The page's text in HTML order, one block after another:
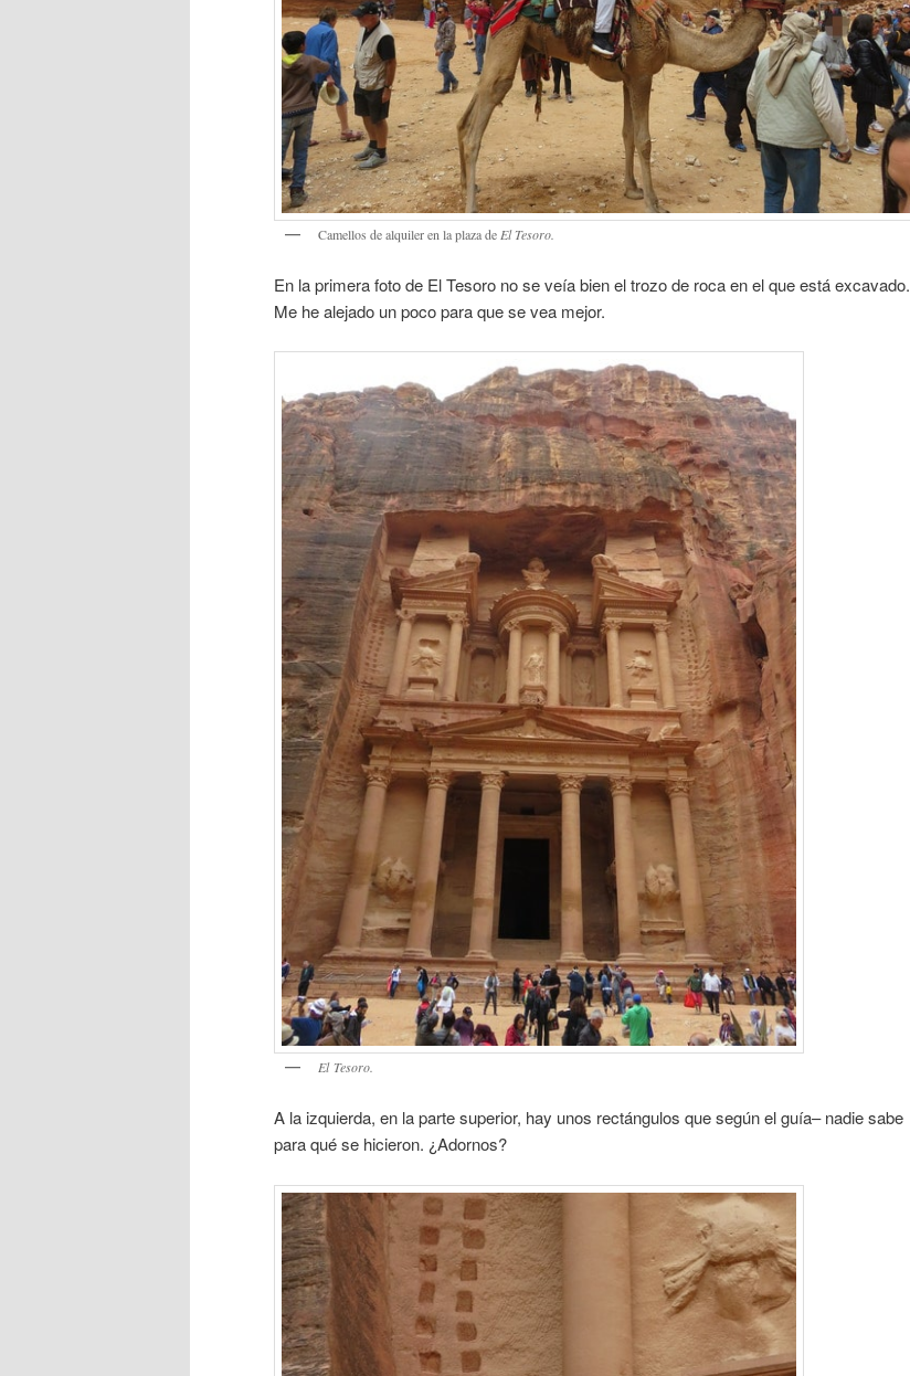
Camellos de alquiler en la plaza de El Tesoro.
En la primera foto de El Tesoro no se veía bien el trozo de roca en el que está excavado.
Me he alejado un poco para que se vea mejor.
El Tesoro.
A la izquierda, en la parte superior, hay unos rectángulos que según el guía– nadie sabe
para qué se hicieron. ¿Adornos?